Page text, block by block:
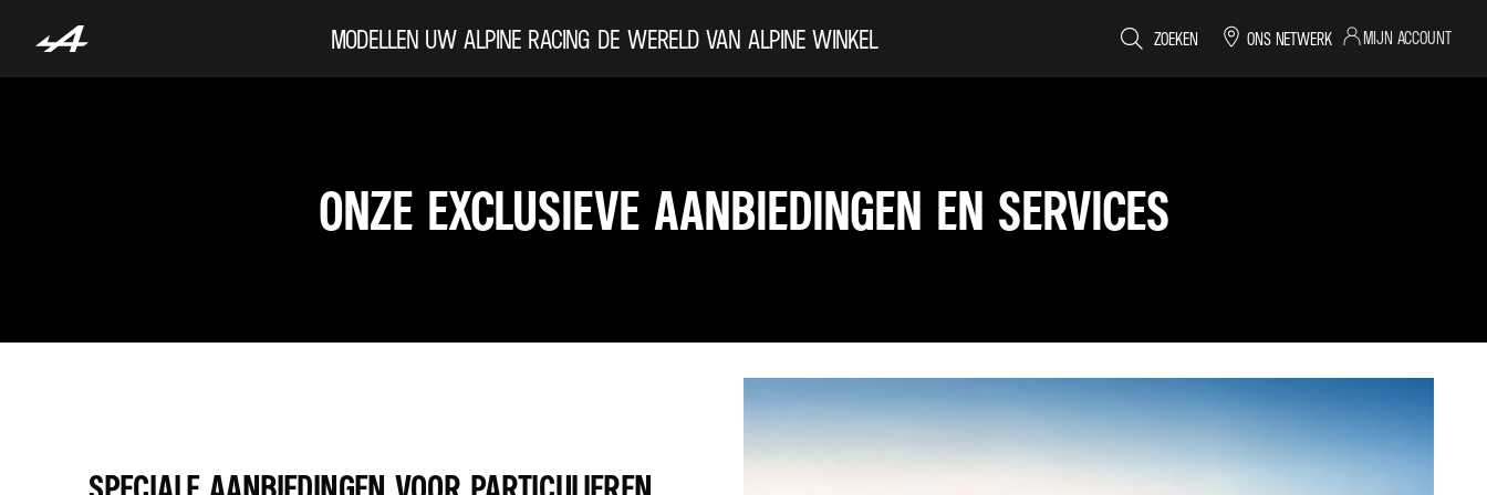
MODELLEN UW ALPINE RACING DE WERELD VAN ALPINE WINKEL ZOEKEN ONS NETWERK MIJN ACCOUNT
ONZE EXCLUSIEVE AANBIEDINGEN EN SERVICES